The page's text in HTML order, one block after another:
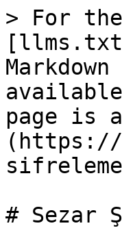
> For
page is
(https://
# Sezar